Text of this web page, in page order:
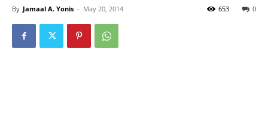
By Jamaal A. Yonis - May 20, 2014 0
653